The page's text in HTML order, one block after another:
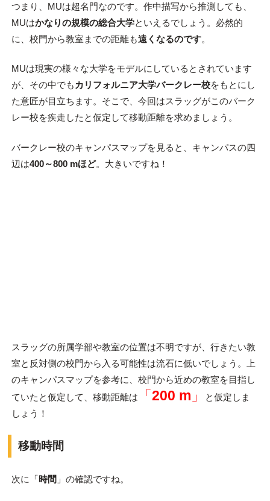
つまり、MUは超名門なのです。作中描写から推測しても、
MUはかなりの規模の総合大学といえるでしょう。必然的
に、校門から教室までの距離も遠くなるのです。
MUは現実の様々な大学をモデルにしているとされています
が、その中でもカリフォルニア大学バークレー校をもとにし
た意匠が目立ちます。そこで、今回はスラッグがこのバーク
レー校を疾走したと仮定して移動距離を求めましょう。
バークレー校のキャンパスマップを見ると、キャンパスの四
辺は400～800 mほど。大きいですね！
スラッグの所属学部や教室の位置は不明ですが、行きたい教
室と反対側の校門から入る可能性は流石に低いでしょう。上
のキャンパスマップを参考に、校門から近めの教室を目指し
ていたと仮定して、移動距離は
「200 m 」
と仮定しま
しょう！
移動時間
次に「時間 」の確認ですね。